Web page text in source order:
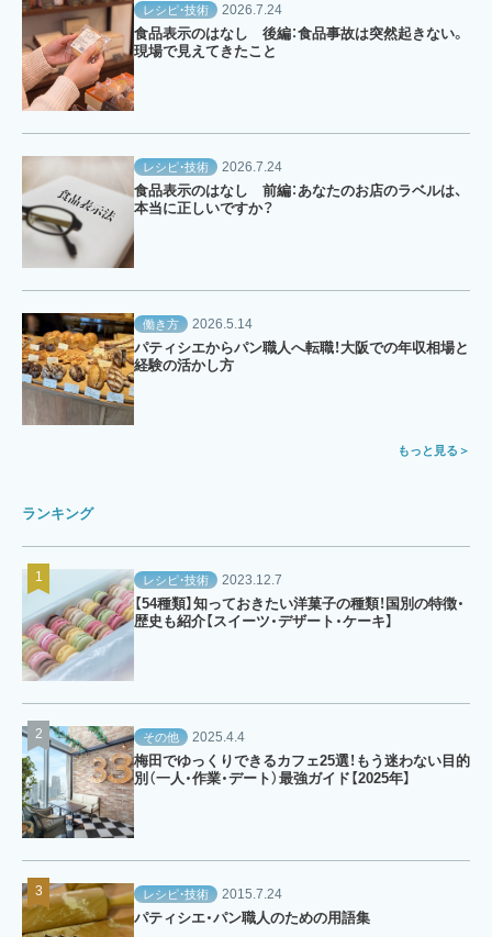
レシピ・技術 2026.7.24
食品表示のはなし 後編：食品事故は突然起きない。
現場で見えてきたこと
レシピ・技術 2026.7.24
食品表示のはなし 前編：あなたのお店のラベルは、
本当に正しいですか？
働き方 2026.5.14
パティシエからパン職人へ転職！大阪での年収相場と
経験の活かし方
もっと見る
ランキング
レシピ・技術 2023.12.7
【54種類】知っておきたい洋菓子の種類！国別の特徴・
歴史も紹介【スイーツ・デザート・ケーキ】
その他 2025.4.4
梅田でゆっくりできるカフェ25選！もう迷わない目的
別（一人・作業・デート）最強ガイド【2025年】
レシピ・技術 2015.7.24
パティシエ・パン職人のための用語集